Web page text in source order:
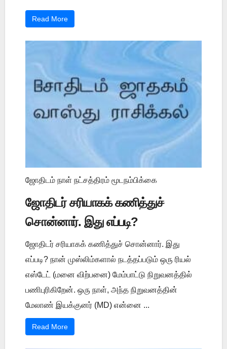
Read More
ஜோதிடம் நாள் நட்சத்திரம் மூடநம்பிக்கை
ஜோதிடர் சரியாகக் கணித்துச்
சொன்னார். இது எப்படி?
ஜோதிடர் சரியாகக் கணித்துச் சொன்னார். இது
எப்படி? நான் முஸ்லிம்களால் நடத்தப்படும் ஒரு ரியல்
எஸ்டேட் (மனை விற்பனை) மேம்பாட்டு நிறுவனத்தில்
பணிபுரிகிறேன். ஒரு நாள், அந்த நிறுவனத்தின்
மேலாண் இயக்குனர் (MD) என்னை ...
Read More